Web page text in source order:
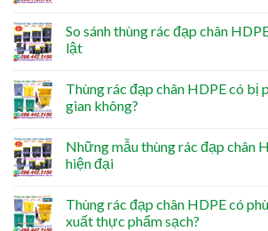
So sánh thùng rác đạp chân
lật
Thùng rác đạp chân HDPE có bị
gian không?
Những mẫu thùng rác đạp chân
hiện đại
Thùng rác đạp chân HDPE có
xuất thực phẩm sạch?